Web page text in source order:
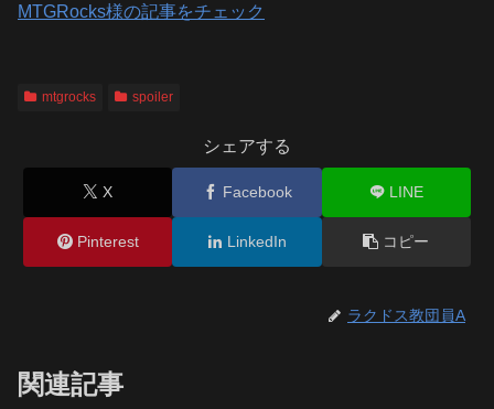
MTGRocks様の記事をチェック
mtgrocks spoiler
シェアする
X Facebook LINE
Pinterest LinkedIn コピー
ラクドス教団員A
関連記事